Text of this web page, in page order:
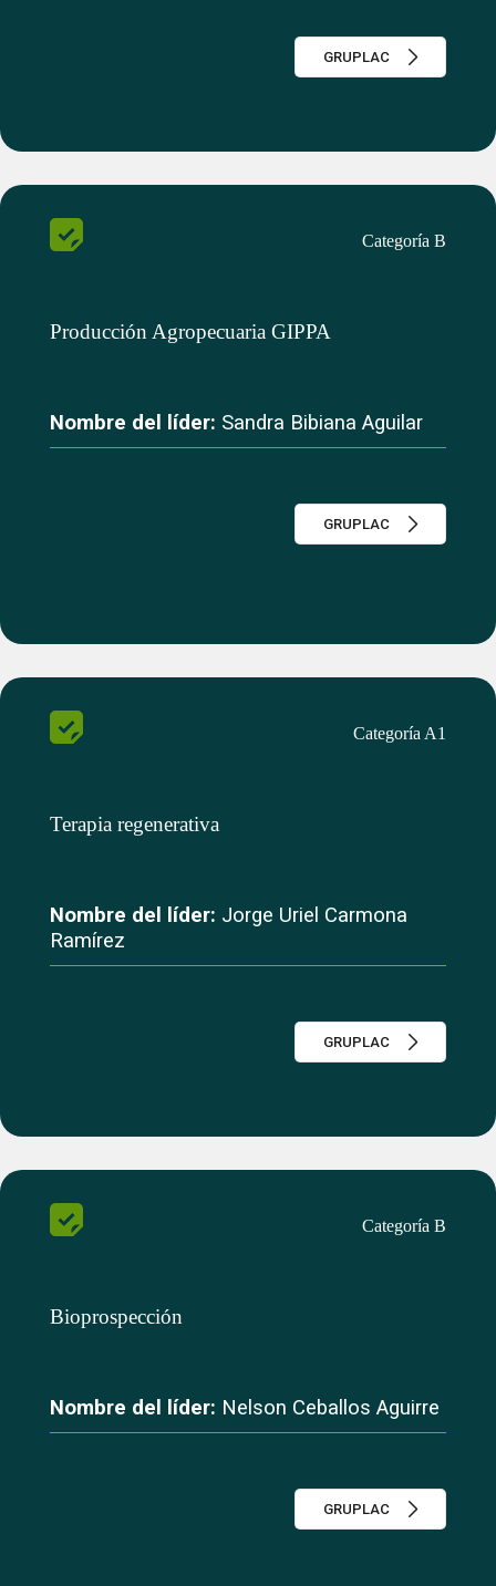
GRUPLAC
Categoría B
Producción Agropecuaria GIPPA
Nombre del líder: Sandra Bibiana Aguilar
GRUPLAC
Categoría A1
Terapia regenerativa
Nombre del líder: Jorge Uriel Carmona
Ramírez
GRUPLAC
Categoría B
Bioprospección
Nombre del líder: Nelson Ceballos Aguirre
GRUPLAC